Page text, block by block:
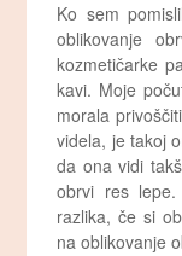
Ko sem
oblikovanje
kozmetičarke
kavi. Moje
morala
videla, je takoj
da ona vidi
obrvi res
razlika, če si
na oblikovanje